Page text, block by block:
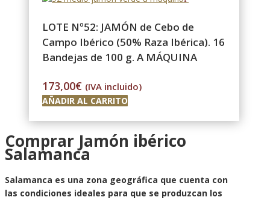
LOTE Nº52: JAMÓN de Cebo de
Campo Ibérico (50% Raza Ibérica). 16
Bandejas de 100 g. A MÁQUINA
173,00€ (IVA incluido)
AÑADIR AL CARRITO
Comprar Jamón ibérico
Salamanca
Salamanca es una zona geográfica que cuenta con
las condiciones ideales para que se produzcan los